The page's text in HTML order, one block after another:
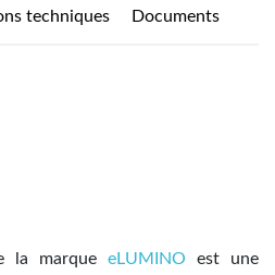
techniques Documents
la marque eLUMINO est une